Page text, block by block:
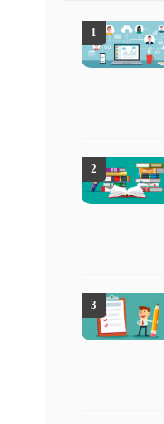
1
2
3